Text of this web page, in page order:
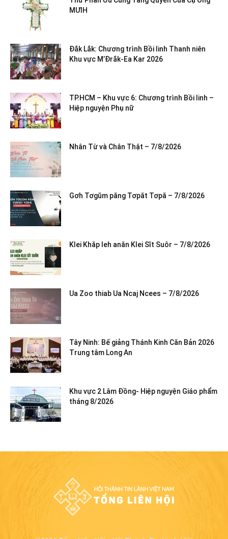
MƯIH
Đắk Lắk: Chương trình Bồi linh Thanh niên
Khu vực M’Đrắk-Ea Kar 2026
TP.HCM – Khu vực 6: Chương trình Bồi linh –
Hiệp nguyện Phụ nữ
Nhân Từ và Chân Thật – 7/8/2026
Gơh Tơgŭm păng Tơpăt Tơpă – 7/8/2026
Klei Khăp leh anăn Klei Sĭt Suôr – 7/8/2026
Ua Zoo thiab Ua Ncaj Ncees – 7/8/2026
Tây Ninh: Bế giảng Thánh Kinh Căn Bản 2026
Trung tâm Long An
Khu vực 2 Lâm Đồng- Hiệp nguyện Giáo phẩm
tháng 8/2026